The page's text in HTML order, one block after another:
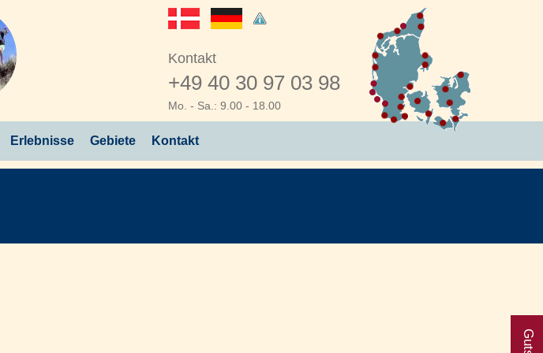
Kontakt
+49 40 30 97 03 98
Mo. - Sa.: 9.00 - 18.00
Erlebnisse Gebiete Kontakt